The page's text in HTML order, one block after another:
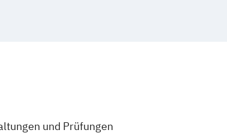
und Prüfungen